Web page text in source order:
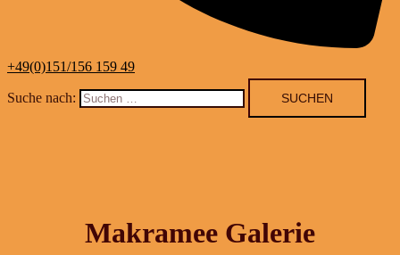
+49(0)151/156 159 49
Suche nach:
Makramee Galerie